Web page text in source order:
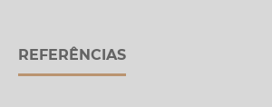
REFERÊNCIAS